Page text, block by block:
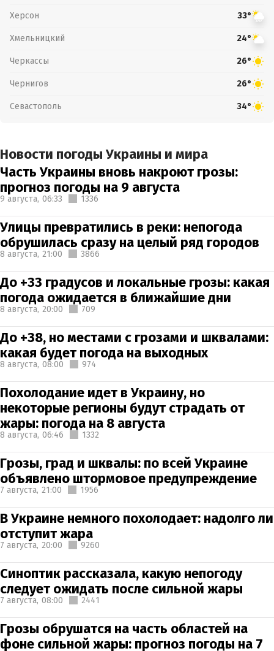
Херсон 33°
Хмельницкий 24°
Черкассы 26°
Чернигов 26°
Севастополь 34°
Новости погоды Украины и мира
Часть Украины вновь накроют грозы:
прогноз погоды на 9 августа
9 августа, 06:33 1336
Улицы превратились в реки: непогода
обрушилась сразу на целый ряд городов
8 августа, 21:00 3866
До +33 градусов и локальные грозы: какая
погода ожидается в ближайшие дни
8 августа, 20:00 709
До +38, но местами с грозами и шквалами:
какая будет погода на выходных
8 августа, 08:00 974
Похолодание идет в Украину, но
некоторые регионы будут страдать от
жары: погода на 8 августа
8 августа, 06:46 1332
Грозы, град и шквалы: по всей Украине
объявлено штормовое предупреждение
7 августа, 21:00 1956
В Украине немного похолодает: надолго ли
отступит жара
7 августа, 20:00 9260
Синоптик рассказала, какую непогоду
следует ожидать после сильной жары
7 августа, 08:00 2441
Грозы обрушатся на часть областей на
фоне сильной жары: прогноз погоды на 7